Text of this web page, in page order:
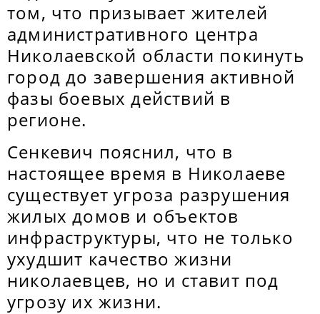
том, что призывает жителей
административного центра
Николаевской области покинуть
город до завершения активной
фазы боевых действий в
регионе.
Сенкевич пояснил, что в
настоящее время в Николаеве
существует угроза разрушения
жилых домов и объектов
инфраструктуры, что не только
ухудшит качество жизни
николаевцев, но и ставит под
угрозу их жизни.